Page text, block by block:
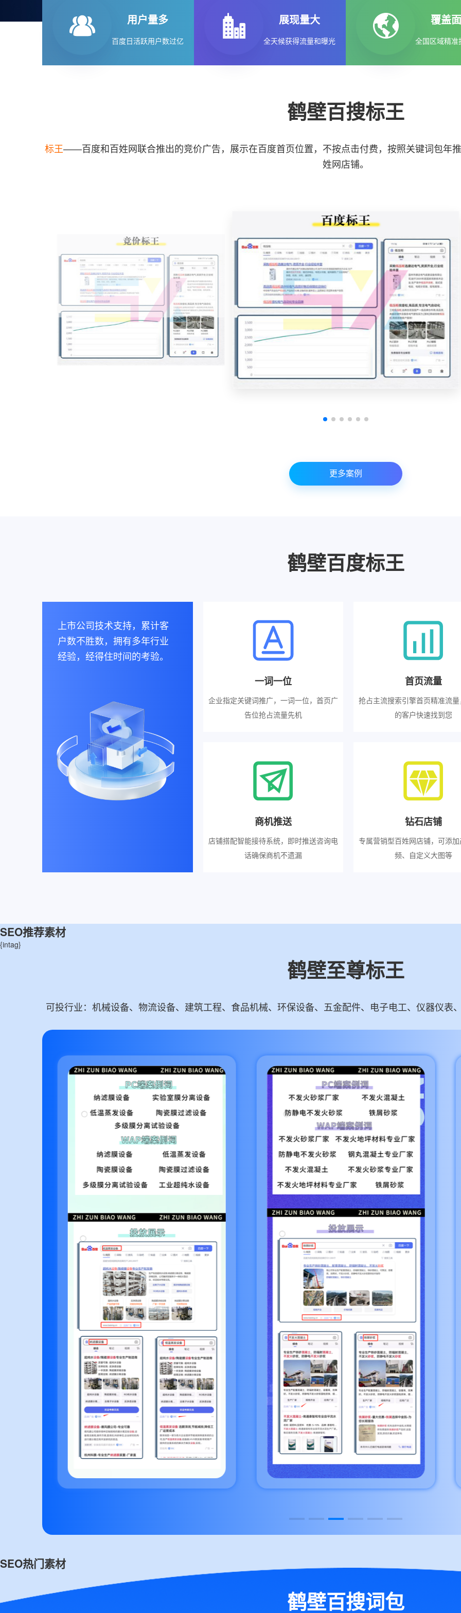
用户量多
百度日活跃用户数过亿
展现量大
全天候获得流量和曝光
覆盖
全国区域精准
鹤壁百搜标王
标王——百度和百姓网联合推出的竞价广告，展示在百度首页位置，不按点击付费，按照关键词包年
姓网店铺。
更多案例
鹤壁百度标王
上市公司技术支持，累计客
户数不胜数，拥有多年行业
经验，经得住时间的考验。
一词一位
企业指定关键词推广，一词一位，首页广
告位抢占流量先机
首页流量
抢占主流搜索引擎首页精准流
的客户快速找到您
商机推送
店铺搭配智能接待系统，即时推送咨询电
话确保商机不遗漏
钻石店铺
专属营销型百姓网店铺，可添
频、自定义大图等
SEO推荐素材
{intag}
鹤壁至尊标王
可投行业：机械设备、物流设备、建筑工程、食品机械、环保设备、五金配件、电子电工、仪器仪表
SEO热门素材
鹤壁百搜词包